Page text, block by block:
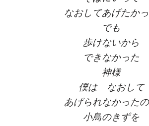
なおしてあげたか
でも
歩けないから
できなかった
神様
僕は なおして
あげられなかった
小鳥のきずを